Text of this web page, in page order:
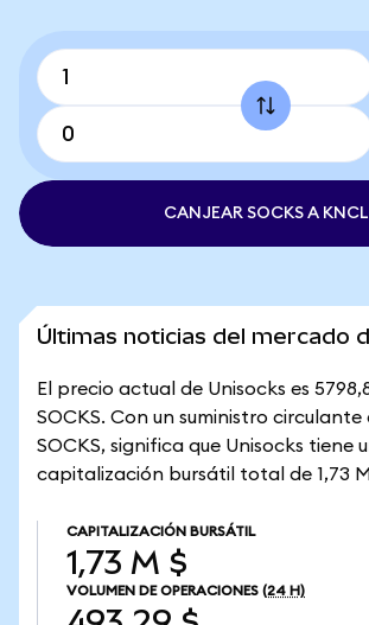
CANJEAR SOCKS A KNCL
Últimas noticias del mercado
El precio actual de Unisocks es
SOCKS. Con un suministro circulante
SOCKS, significa que Unisocks tiene
capitalización bursátil total de 1,73
CAPITALIZACIÓN BURSÁTIL
1,73 M $
VOLUMEN DE OPERACIONES (24 H)